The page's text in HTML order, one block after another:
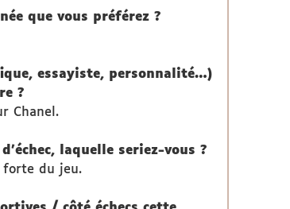
que vous préférez ?
essayiste, personnalité…)
?
Chanel.
laquelle seriez-vous ?
forte du jeu.